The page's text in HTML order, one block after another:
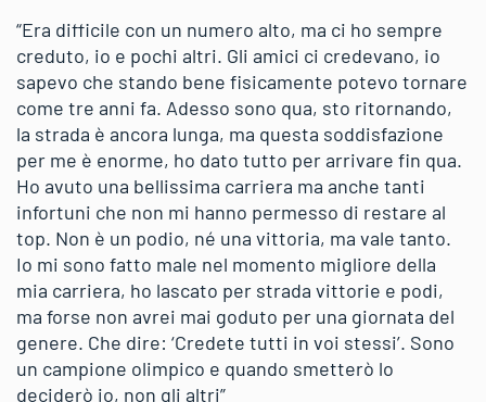
“Era difficile con un numero alto, ma ci ho sempre
creduto, io e pochi altri. Gli amici ci credevano, io
sapevo che stando bene fisicamente potevo tornare
come tre anni fa. Adesso sono qua, sto ritornando,
la strada è ancora lunga, ma questa soddisfazione
per me è enorme, ho dato tutto per arrivare fin qua.
Ho avuto una bellissima carriera ma anche tanti
infortuni che non mi hanno permesso di restare al
top. Non è un podio, né una vittoria, ma vale tanto.
Io mi sono fatto male nel momento migliore della
mia carriera, ho lascato per strada vittorie e podi,
ma forse non avrei mai goduto per una giornata del
genere. Che dire: ‘Credete tutti in voi stessi’. Sono
un campione olimpico e quando smetterò lo
deciderò io, non gli altri”